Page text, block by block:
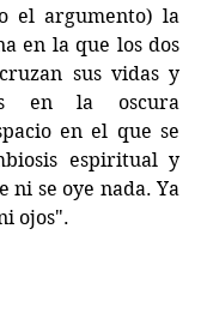
el argumento) la
en la que los dos
sus vidas y
en la oscura
en el que se
espiritual y
ni se oye nada. Ya
ojos".